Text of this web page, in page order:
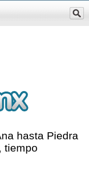
hasta Piedra
tiempo